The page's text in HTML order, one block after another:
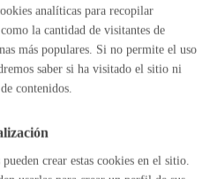
de vehículos, armas, perros
discapacidad
analíticas para recopilar
la cantidad de visitantes de
más populares. Si no permite el uso
saber si ha visitado el sitio ni
contenidos.
crear estas cookies en el sitio.